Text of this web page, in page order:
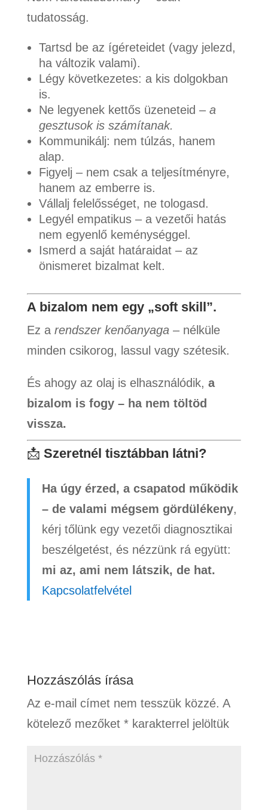
tudatosság.
Tartsd be az ígéreteidet (vagy jelezd,
ha változik valami).
Légy következetes: a kis dolgokban
is.
Ne legyenek kettős üzeneteid – a
gesztusok is számítanak.
Kommunikálj: nem túlzás, hanem
alap.
Figyelj – nem csak a teljesítményre,
hanem az emberre is.
Vállalj felelősséget, ne tologasd.
Legyél empatikus – a vezetői hatás
nem egyenlő keménységgel.
Ismerd a saját határaidat – az
önismeret bizalmat kelt.
A bizalom nem egy „soft skill”.
Ez a rendszer kenőanyaga – nélküle
minden csikorog, lassul vagy szétesik.
És ahogy az olaj is elhasználódik, a
bizalom is fogy – ha nem töltöd
vissza.
📩 Szeretnél tisztábban látni?
Ha úgy érzed, a csapatod működik
– de valami mégsem gördülékeny,
kérj tőlünk egy vezetői diagnosztikai
beszélgetést, és nézzünk rá együtt:
mi az, ami nem látszik, de hat.
Kapcsolatfelvétel
Hozzászólás írása
Az e-mail címet nem tesszük közzé. A
kötelező mezőket *karakterrel jelöltük